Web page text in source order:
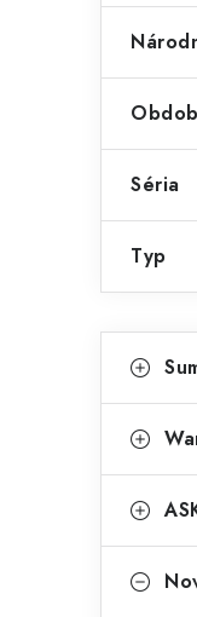
Séria
Typ
kategórie
a
e
ó